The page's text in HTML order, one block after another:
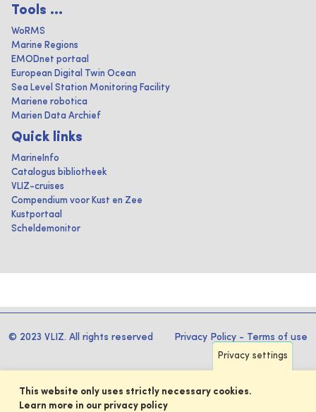
Tools ...
WoRMS
Marine Regions
EMODnet portaal
European Digital Twin Ocean
Sea Level Station Monitoring Facility
Mariene robotica
Marien Data Archief
Quick links
MarineInfo
Catalogus bibliotheek
VLIZ-cruises
Compendium voor Kust en Zee
Kustportaal
Scheldemonitor
© 2023 VLIZ. All rights reserved Privacy Policy - Terms of use
Privacy settings
This website only uses strictly necessary cookies.
Learn more in our privacy policy